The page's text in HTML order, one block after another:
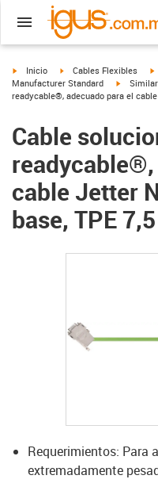
igus-icon-arrow-right
Inicio igus-icon-arrow-right
Cables Flexibles
Manufacturer Standard
igus-
readycable®, adecuado para el
Cable
cable Jetter
base, TPE
Requerimientos: Para
extremadamente